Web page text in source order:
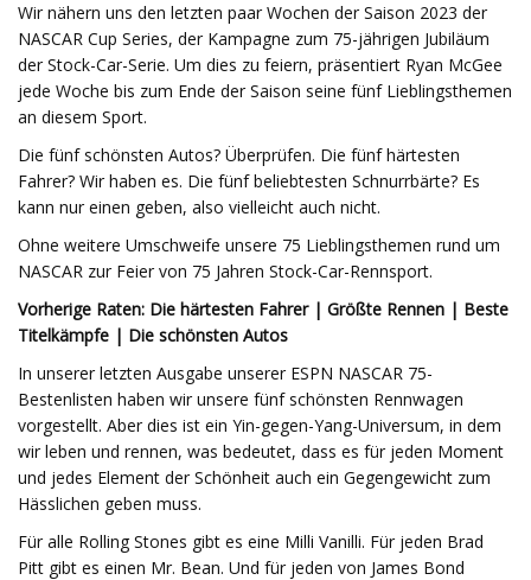
Wir nähern uns den letzten paar Wochen der Saison 2023 der
NASCAR Cup Series, der Kampagne zum 75-jährigen Jubiläum
der Stock-Car-Serie. Um dies zu feiern, präsentiert Ryan McGee
jede Woche bis zum Ende der Saison seine fünf Lieblingsthemen
an diesem Sport.
Die fünf schönsten Autos? Überprüfen. Die fünf härtesten
Fahrer? Wir haben es. Die fünf beliebtesten Schnurrbärte? Es
kann nur einen geben, also vielleicht auch nicht.
Ohne weitere Umschweife unsere 75 Lieblingsthemen rund um
NASCAR zur Feier von 75 Jahren Stock-Car-Rennsport.
Vorherige Raten: Die härtesten Fahrer | Größte Rennen | Beste
Titelkämpfe | Die schönsten Autos
In unserer letzten Ausgabe unserer ESPN NASCAR 75-
Bestenlisten haben wir unsere fünf schönsten Rennwagen
vorgestellt. Aber dies ist ein Yin-gegen-Yang-Universum, in dem
wir leben und rennen, was bedeutet, dass es für jeden Moment
und jedes Element der Schönheit auch ein Gegengewicht zum
Hässlichen geben muss.
Für alle Rolling Stones gibt es eine Milli Vanilli. Für jeden Brad
Pitt gibt es einen Mr. Bean. Und für jeden von James Bond